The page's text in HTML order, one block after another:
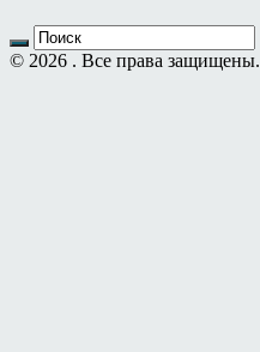
© 2026 . Все права защищены.